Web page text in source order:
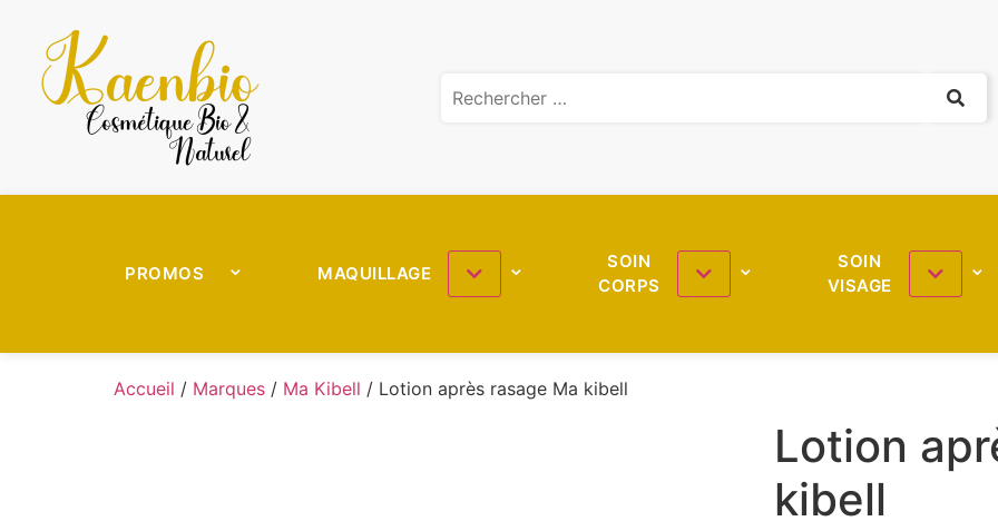
PROMOS MAQUILLAGE
SOIN
CORPS
SOIN
VISAGE
Accueil / Marques / Ma Kibell / Lotion après rasage Ma kibell
Lotion
kibell